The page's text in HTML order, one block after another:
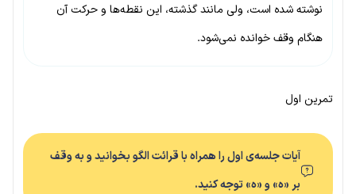
نوشته شده است، ولی مانند گذشته، این نقطه‌ها و حرکت آن
هنگام وقف خوانده نمی‌شود.
تمرین اول
آیات جلسه‌ی اول را همراه با قرائت الگو بخوانید و به وقف
بر «ه» و «ه» توجه کنید.